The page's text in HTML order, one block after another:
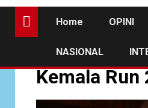
Home OPINI
NASIONAL
Kemala Run